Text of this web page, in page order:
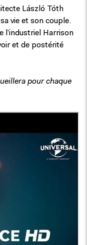
László Tóth
vie et son couple.
l’industriel Harrison
et de postérité
pour chaque